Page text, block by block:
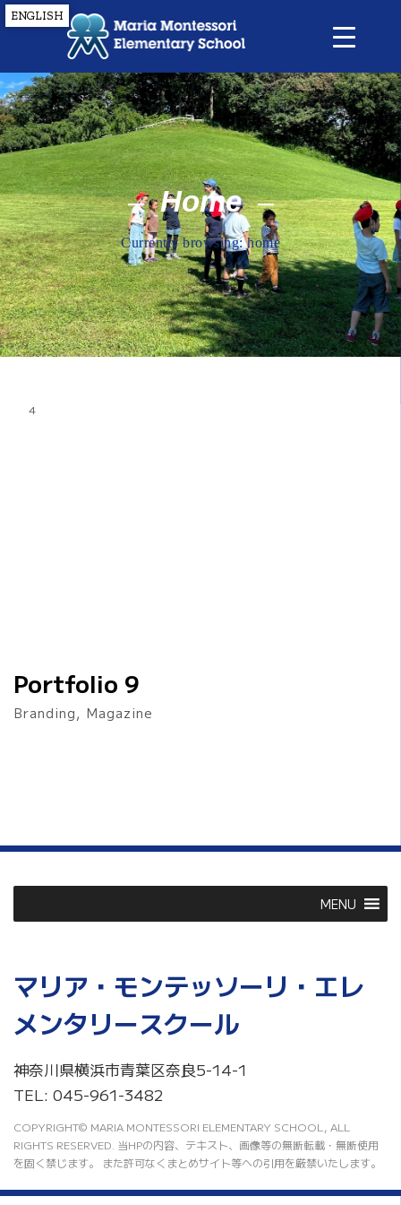
Home
Currently browsing:home
4
Portfolio 9
Branding, Magazine
ENGLISH
MENU
マリア・モンテッソーリ・エレ
メンタリースクール
神奈川県横浜市青葉区奈良5-14-1
TEL: 045-961-3482
COPYRIGHT© MARIA MONTESSORI ELEMENTARY SCHOOL, ALL
RIGHTS RESERVED. 当HPの内容、テキスト、画像等の無断転載・無断使用
を固く禁じます。 また許可なくまとめサイト等への引用を厳禁いたします。